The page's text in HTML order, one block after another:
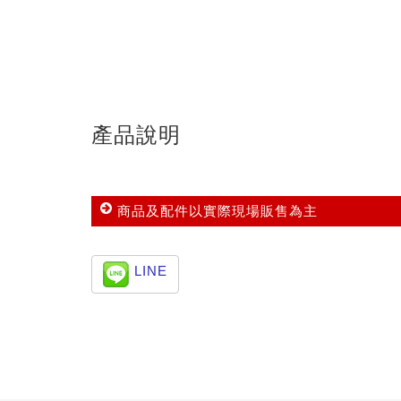
產品說明
商品及配件以實際現場販售為主
LINE